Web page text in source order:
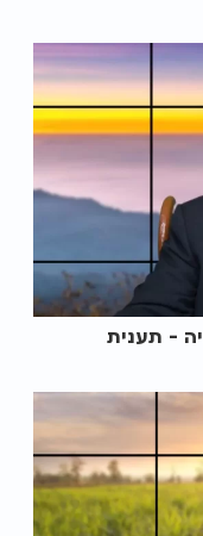
- תענית